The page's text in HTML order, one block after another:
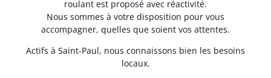
roulant est proposé avec réactivité.
Nous sommes à votre disposition pour vous
accompagner, quelles que soient vos attentes.
Actifs à Saint-Paul, nous connaissons bien les besoins
locaux.